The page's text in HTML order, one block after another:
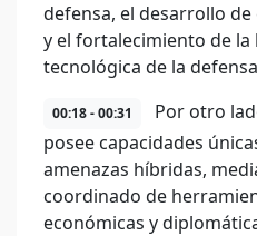
defensa, el desarrollo
y el fortalecimiento de la
tecnológica de la
00:18 - 00:31
Por otro
posee capacidades
amenazas híbridas,
coordinado de
económicas y